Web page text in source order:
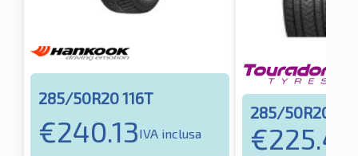
285/50R20 116T
€240.13IVA inclusa
285/50R20
€225.49